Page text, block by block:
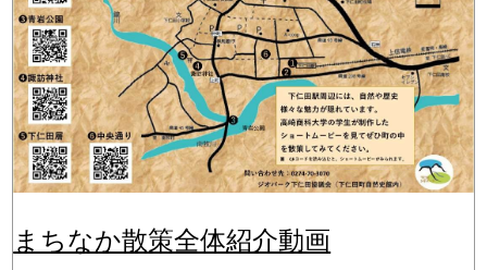
まちなか散策全体紹介動画